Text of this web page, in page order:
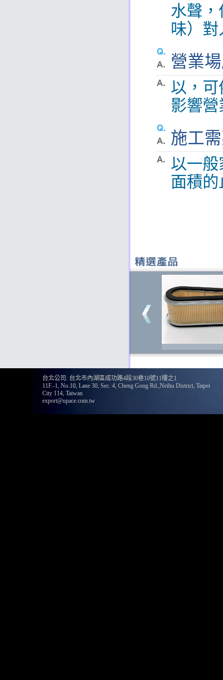
水聲
味）
營業
以，
影響營
施工
以一
面積
台北公司: 台北市內湖區成功路4段30巷10號11樓之1
11F.-1, No.10, Lane 30, Sec. 4, Cheng Gong Rd.,Neihu District, Taipei
City 114, Taiwan
export@upace.com.tw